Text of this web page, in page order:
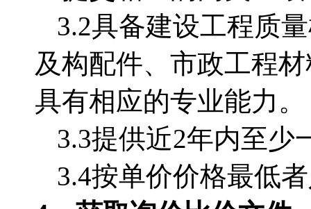
3.2具备建设工程质
及构配件、市政工程
具有相应的专业能力。
3.3提供近2年内至少
3.4按单价价格最低